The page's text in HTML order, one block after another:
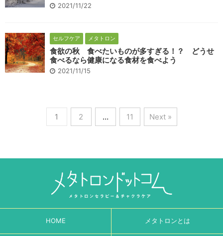
2021/11/22
セルフケア メタトロン
食欲の秋 食べたいものが多すぎる！？ どうせ
食べるなら健康になる食材を食べよう
2021/11/15
1 2 … 11 Next »
HOME メタトロンとは